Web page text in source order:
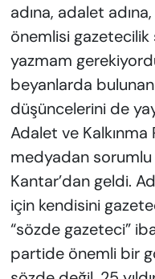
adına, adalet
önemlisi gazetecilik
yazmam
beyanlarda bulunan
düşüncelerini de
Adalet ve Kalkınma
medyadan sorumlu
Kantar’dan geldi.
için kendisini
“sözde gazeteci”
partide önemli bir